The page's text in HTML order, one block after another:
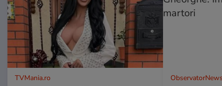
TVMania.ro